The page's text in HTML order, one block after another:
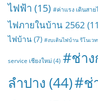
ไฟฟ้า (15) #ค่าแรง เดินสา
ไฟภายในบ้าน 2562
ไฟบ้าน(7) #งบเดินไฟบ้าน รีโนเว
service เชียงใหม่ (4) #ช่าง
ลำปาง (44)#ช่